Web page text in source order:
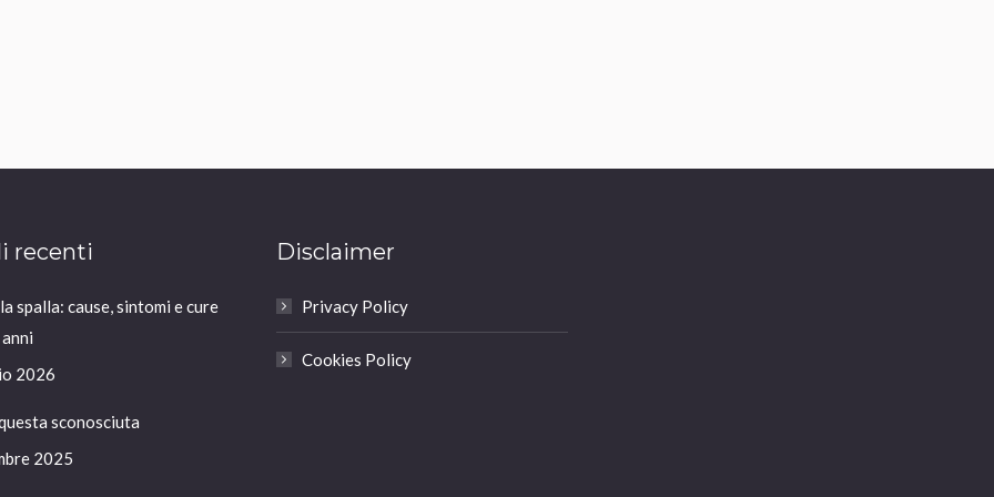
recenti
spalla: cause, sintomi e cure
2026
sconosciuta
2025
Disclaimer
Privacy Policy
Cookies Policy